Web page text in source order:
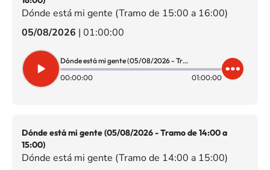
Dónde está mi gente (Tramo de 15:00 a 16:00)
05/08/2026 | 01:00:00
Dónde está mi gente (05/08/2026 - Tramo de 15:00 a 16:00)
00:00:00
01:00:00
Dónde está mi gente (05/08/2026 - Tramo de 14:00 a
15:00)
Dónde está mi gente (Tramo de 14:00 a 15:00)